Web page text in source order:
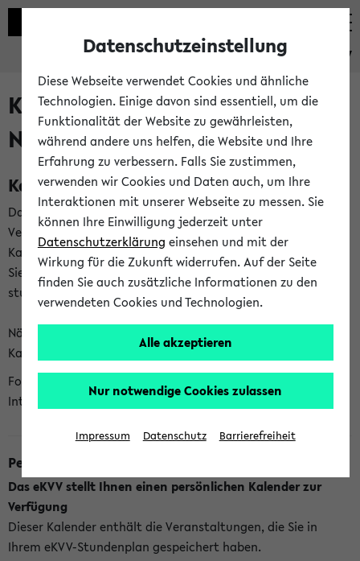
eKVV
Kalenderintegration und
Newsfeeds
Kalenderintegration
Das eKVV bietet Ihnen die Möglichkeit,
Veranstaltungstermine in eine Vielzahl von
Kalenderanwendungen einzubinden. Auf diese Weise können
Sie einen gemeinsamen Überblick über Ihre privaten und
studienbezogenen Termine erhalten.
Näheres zu Vorteilen und Funktionsweise der
Kalenderintegration können Sie auf unserer
Folgende Kalender bietet Ihnen das eKVV derzeit zur
Integration an:
Persönlicher Kalender
Das eKVV stellt Ihnen einen persönlichen Kalender zur
Verfügung
Dieser Kalender enthält die Veranstaltungen, die Sie in
Ihrem eKVV-Stundenplan gespeichert haben.
Datenschutzeinstellung
Diese Webseite verwendet Cookies und ähnliche
Technologien. Einige davon sind essentiell, um die
Funktionalität der Website zu gewährleisten,
während andere uns helfen, die Website und Ihre
Erfahrung zu verbessern. Falls Sie zustimmen,
verwenden wir Cookies und Daten auch, um Ihre
Interaktionen mit unserer Webseite zu messen. Sie
können Ihre Einwilligung jederzeit unter
Datenschutzerklärung einsehen und mit der
Wirkung für die Zukunft widerrufen. Auf der Seite
finden Sie auch zusätzliche Informationen zu den
verwendeten Cookies und Technologien.
Alle akzeptieren
Nur notwendige Cookies zulassen
Impressum Datenschutz Barrierefreiheit